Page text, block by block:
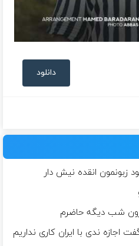
دانلود
زبونمون انقده نیش دار
شب دیگه حاضرم
ندی با ایران کاری نداریم